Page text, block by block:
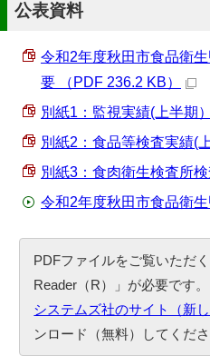
公表資料
令和2年度秋田市食品衛
要 （PDF 236.2 KB）
別紙1：監視実績(上半期
別紙2：食品等検査実績(
別紙3：食肉衛生検査所
令和2年度秋田市食品衛
PDFファイルをご覧いただ
Reader（R）」が必要です
システムズ社のサイト（新
ンロード（無料）してくださ